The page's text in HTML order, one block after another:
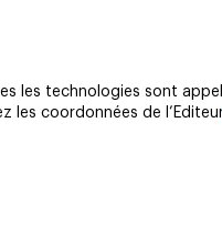
les technologies sont
les coordonnées de